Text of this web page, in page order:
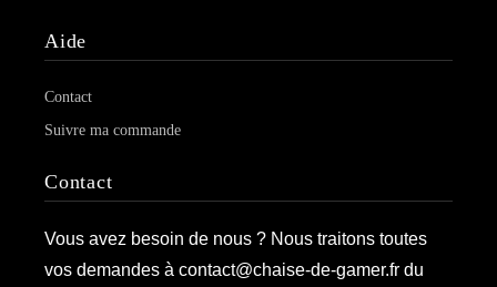
Aide
Contact
Suivre ma commande
Contact
Vous avez besoin de nous ? Nous traitons toutes
vos demandes à contact@chaise-de-gamer.fr du